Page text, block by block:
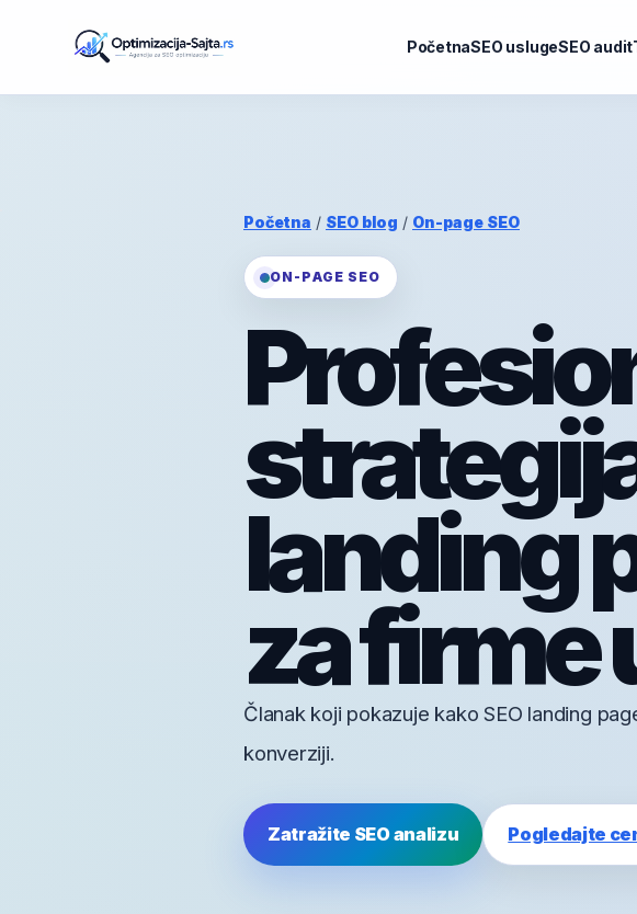
PočetnaSEO uslugeSEO audit
Početna / SEO blog / On-page SEO
ON-PAGE SEO
landing
za firme
Članak koji pokazuje kako SEO landing
konverziji.
Zatražite SEO analizu Pogledajte